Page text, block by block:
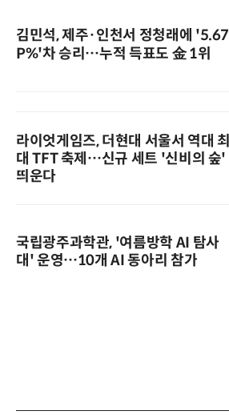
김민석, 제주·인천서 정청래에 '5.67
P%'차 승리…누적 득표도 金 1위
라이엇게임즈, 더현대 서울서 역대 최
대 TFT 축제…신규 세트 '신비의 숲'
띄운다
국립광주과학관, '여름방학 AI 탐사
대' 운영…10개 AI 동아리 참가